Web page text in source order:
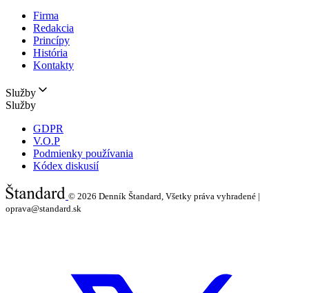
Firma
Redakcia
Princípy
História
Kontakty
Služby
Služby
GDPR
V.O.P
Podmienky používania
Kódex diskusií
© 2026 Denník Štandard, Všetky práva vyhradené |
oprava@standard.sk